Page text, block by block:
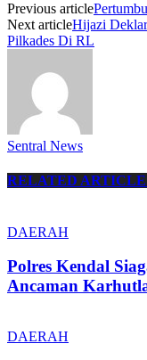
Previous article
Next articleHijazi
Pilkades Di RL
Sentral News
RELATED
DAERAH
Polres Kendal
Ancaman
DAERAH